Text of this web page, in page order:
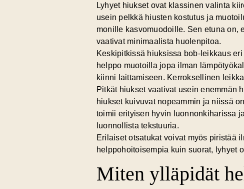
Lyhyet hiuksetovat klassinen valinta
usein pelkkä hiusten kostutus ja
monille kasvomuodoille. Sen etuna on,
vaativat minimaalista huolenpitoa.
Keskipitkissä hiuksissa bob-leikkaus
helppo muotoilla jopa ilman
kiinni laittamiseen. Kerroksellinen
Pitkät hiukset vaativat usein enemmän
hiukset kuivuvat nopeammin ja niissä
toimii erityisen hyvin luonnonkiharissa
luonnollista tekstuuria.
Erilaiset otsatukat voivat myös piristää
helppohoitoisempia kuin suorat, lyhyet
Miten ylläpidät